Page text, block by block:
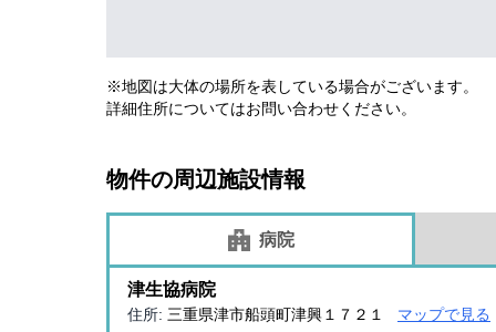
※地図は大体の場所を表している場合がございます。
詳細住所についてはお問い合わせください。
物件の周辺施設情報
病院
津生協病院
住所: 三重県津市船頭町津興１７２１ マップで見る